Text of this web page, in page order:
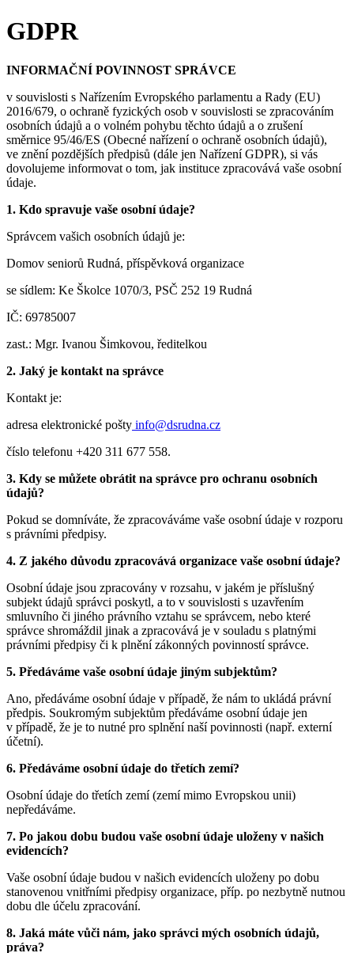
GDPR
INFORMAČNÍ POVINNOST SPRÁVCE
v souvislosti s Nařízením Evropského parlamentu a Rady (EU)
2016/679, o ochraně fyzických osob v souvislosti se zpracováním
osobních údajů a o volném pohybu těchto údajů a o zrušení
směrnice 95/46/ES (Obecné nařízení o ochraně osobních údajů),
ve znění pozdějších předpisů (dále jen Nařízení GDPR), si vás
dovolujeme informovat o tom, jak instituce zpracovává vaše osobní
údaje.
1. Kdo spravuje vaše osobní údaje?
Správcem vašich osobních údajů je:
Domov seniorů Rudná, příspěvková organizace
se sídlem: Ke Školce 1070/3, PSČ 252 19 Rudná
IČ: 69785007
zast.: Mgr. Ivanou Šimkovou, ředitelkou
2. Jaký je kontakt na správce
Kontakt je:
adresa elektronické pošty info@dsrudna.cz
číslo telefonu +420 311 677 558.
3. Kdy se můžete obrátit na správce pro ochranu osobních
údajů?
Pokud se domníváte, že zpracováváme vaše osobní údaje v rozporu
s právními předpisy.
4. Z jakého důvodu zpracovává organizace vaše osobní údaje?
Osobní údaje jsou zpracovány v rozsahu, v jakém je příslušný
subjekt údajů správci poskytl, a to v souvislosti s uzavřením
smluvního či jiného právního vztahu se správcem, nebo které
správce shromáždil jinak a zpracovává je v souladu s platnými
právními předpisy či k plnění zákonných povinností správce.
5. Předáváme vaše osobní údaje jiným subjektům?
Ano, předáváme osobní údaje v případě, že nám to ukládá právní
předpis. Soukromým subjektům předáváme osobní údaje jen
v případě, že je to nutné pro splnění naší povinnosti (např. externí
účetní).
6. Předáváme osobní údaje do třetích zemí?
Osobní údaje do třetích zemí (zemí mimo Evropskou unii)
nepředáváme.
7. Po jakou dobu budou vaše osobní údaje uloženy v našich
evidencích?
Vaše osobní údaje budou v našich evidencích uloženy po dobu
stanovenou vnitřními předpisy organizace, příp. po nezbytně nutnou
dobu dle účelu zpracování.
8. Jaká máte vůči nám, jako správci mých osobních údajů,
práva?